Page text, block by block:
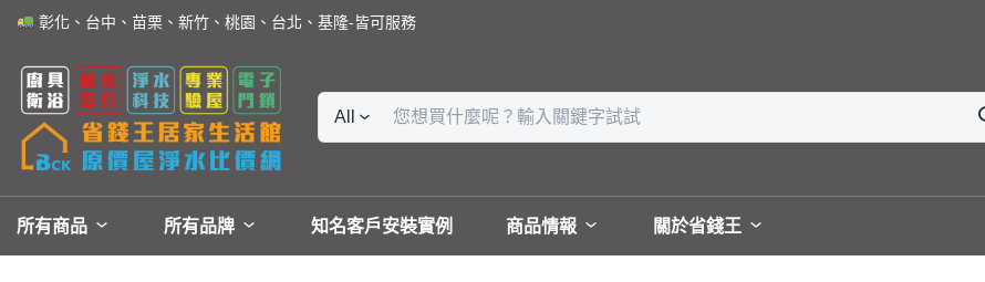
彰化、台中、苗栗、新竹、桃園、台北、基隆-皆可服務
All
所有商品 所有品牌 知名客戶安裝實例 商品情報 關於省錢王